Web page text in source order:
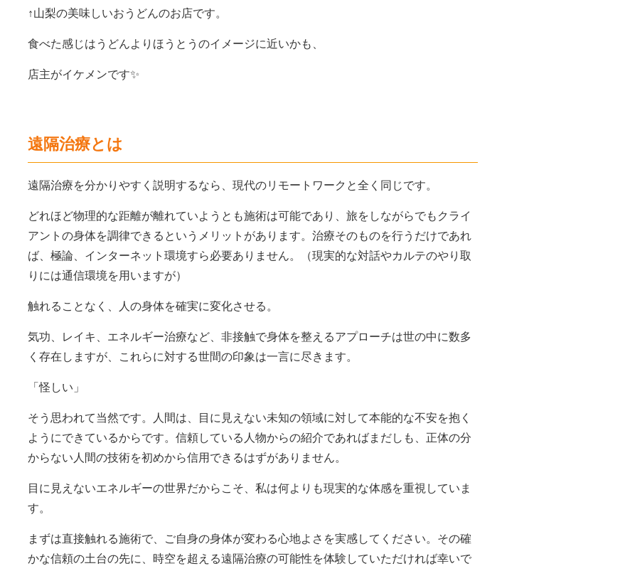
↑山梨の美味しいおうどんのお店です。
食べた感じはうどんよりほうとうのイメージに近いかも、
店主がイケメンです✨
遠隔治療とは
遠隔治療を分かりやすく説明するなら、現代のリモートワークと全く同じです。
どれほど物理的な距離が離れていようとも施術は可能であり、旅をしながらでもクライ
アントの身体を調律できるというメリットがあります。治療そのものを行うだけであれ
ば、極論、インターネット環境すら必要ありません。（現実的な対話やカルテのやり取
りには通信環境を用いますが）
触れることなく、人の身体を確実に変化させる。
気功、レイキ、エネルギー治療など、非接触で身体を整えるアプローチは世の中に数多
く存在しますが、これらに対する世間の印象は一言に尽きます。
「怪しい」
そう思われて当然です。人間は、目に見えない未知の領域に対して本能的な不安を抱く
ようにできているからです。信頼している人物からの紹介であればまだしも、正体の分
からない人間の技術を初めから信用できるはずがありません。
目に見えないエネルギーの世界だからこそ、私は何よりも現実的な体感を重視していま
す。
まずは直接触れる施術で、ご自身の身体が変わる心地よさを実感してください。その確
かな信頼の土台の先に、時空を超える遠隔治療の可能性を体験していただければ幸いで